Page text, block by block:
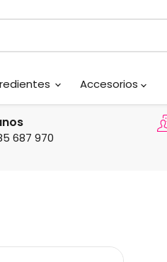
Accesorios
687 970